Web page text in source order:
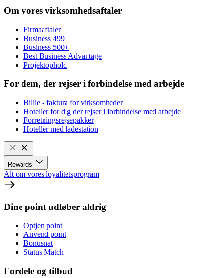
Om vores virksomhedsaftaler
Firmaaftaler
Business 499
Business 500+
Best Business Advantage
Projektophold
For dem, der rejser i forbindelse med arbejde
Billie - faktura for virksomheder
Hoteller for dig der rejser i forbindelse med arbejde
Forretningsrejsepakker
Hoteller med ladestation
Rewards
Alt om vores loyalitetsprogram
Dine point udløber aldrig
Optjen point
Anvend point
Bonusnat
Status Match
Fordele og tilbud